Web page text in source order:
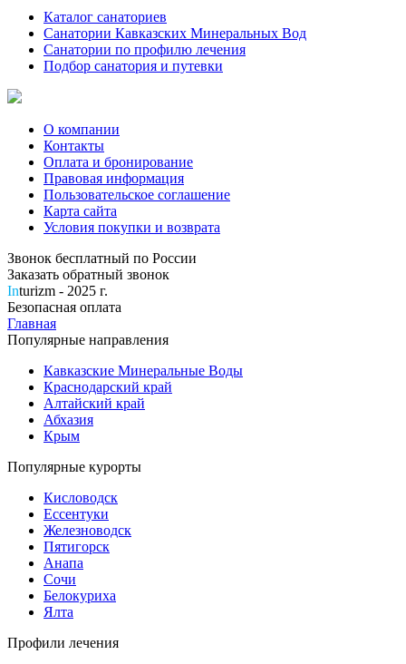
Каталог санаториев
Санатории Кавказских Минеральных Вод
Санатории по профилю лечения
Подбор санатория и путевки
О компании
Контакты
Оплата и бронирование
Правовая информация
Пользовательское соглашение
Карта сайта
Условия покупки и возврата
Звонок бесплатный по России
Заказать обратный звонок
Inturizm - 2025 г.
Безопасная оплата
Главная
Популярные направления
Кавказские Минеральные Воды
Краснодарский край
Алтайский край
Абхазия
Крым
Популярные курорты
Кисловодск
Ессентуки
Железноводск
Пятигорск
Анапа
Сочи
Белокуриха
Ялта
Профили лечения